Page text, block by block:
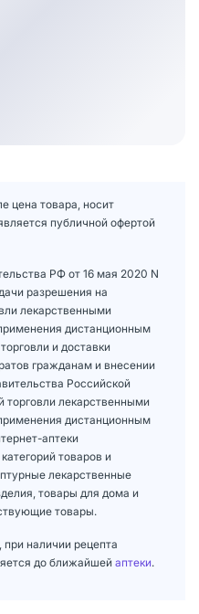
цена товара, носит
публичной офертой
РФ от 16 мая 2020 N
разрешения на
лекарственными
дистанционным
и доставки
гражданам и внесении
Российской
торговли лекарственными
дистанционным
аптеки
товаров и
лекарственные
товары для дома и
товары.
наличии рецепта
до ближайшей аптеки.